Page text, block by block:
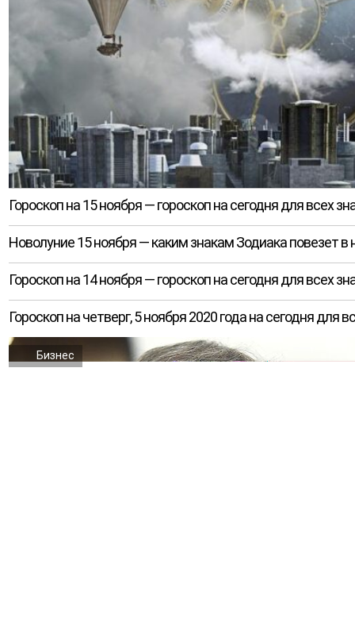
Гороскоп на 15 ноября — гороскоп на сегодня для всех
Новолуние 15 ноября — каким знакам Зодиака повезет в
Гороскоп на 14 ноября — гороскоп на сегодня для всех
Гороскоп на четверг, 5 ноября 2020 года на сегодня для
Бизнес